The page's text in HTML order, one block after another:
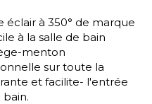
à 350° de marque
à la salle de bain
menton
sur toute la
et facilite- l'entrée
bain.